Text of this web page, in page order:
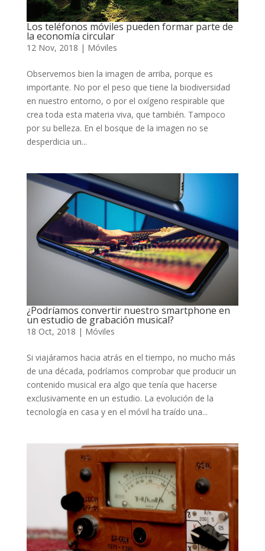
Los teléfonos móviles pueden formar parte de
la economía circular
12 Nov, 2018 | Móviles
Observemos bien la imagen de arriba, porque es
importante. No por el peso que tiene la biodiversidad
en nuestro entorno, o por el oxígeno respirable que
crea toda esta materia viva, que también. Tampoco
por su belleza. En el bosque de la imagen no se
desperdicia un...
¿Podríamos convertir nuestro smartphone en
un estudio de grabación musical?
18 Oct, 2018 | Móviles
Si viajáramos hacia atrás en el tiempo, no mucho más
de una década, podríamos comprobar que producir un
contenido musical era algo que tenía que hacerse
exclusivamente en un estudio. La evolución de la
tecnología en casa y en el móvil ha traído una...